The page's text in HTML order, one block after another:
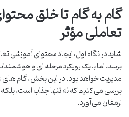
گام به گام تا خلق
تعاملی مؤثر
شاید در نگاه اول، ایجاد محتوای آموزشی
برسد، اما با یک رویکرد مرحله ای و
مدیریت خواهد بود. در این بخش، گام های
بررسی می کنیم که نه تنها جذاب است،
ارمغان می آورد.